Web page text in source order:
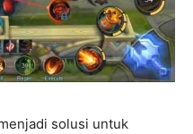
solusi untuk